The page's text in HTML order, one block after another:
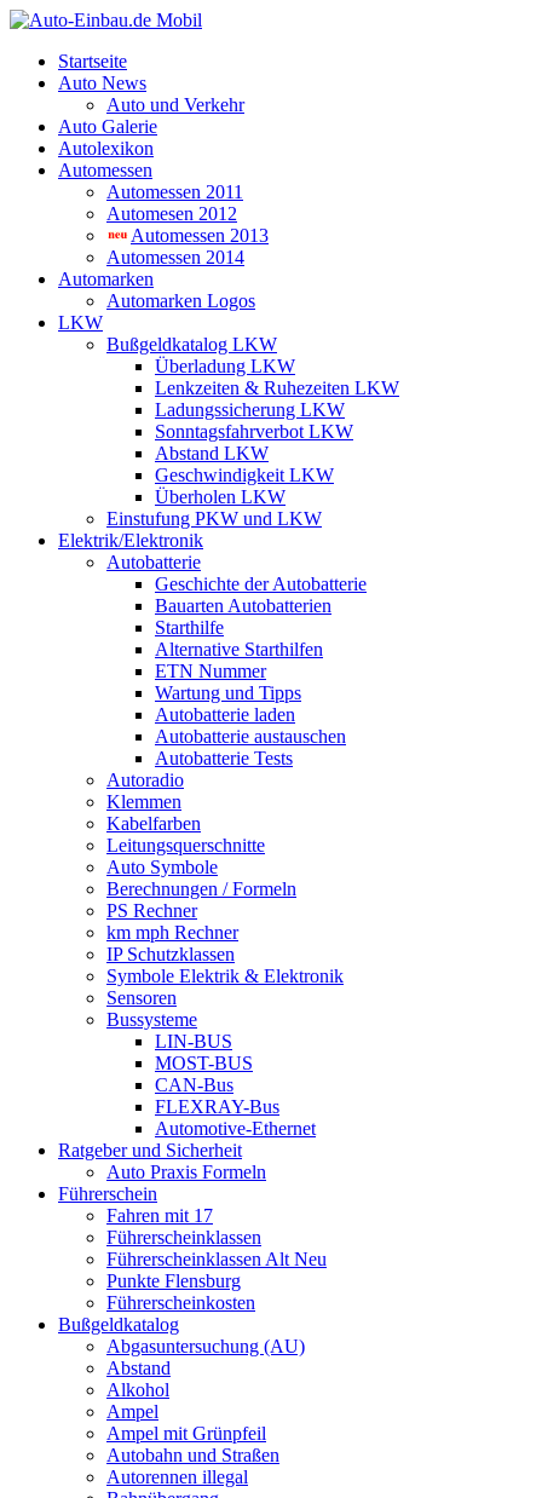
Startseite
Auto News
Auto und Verkehr
Auto Galerie
Autolexikon
Automessen
Automessen 2011
Automesen 2012
Automessen 2013
Automessen 2014
Automarken
Automarken Logos
LKW
Bußgeldkatalog LKW
Überladung LKW
Lenkzeiten & Ruhezeiten LKW
Ladungssicherung LKW
Sonntagsfahrverbot LKW
Abstand LKW
Geschwindigkeit LKW
Überholen LKW
Einstufung PKW und LKW
Elektrik/Elektronik
Autobatterie
Geschichte der Autobatterie
Bauarten Autobatterien
Starthilfe
Alternative Starthilfen
ETN Nummer
Wartung und Tipps
Autobatterie laden
Autobatterie austauschen
Autobatterie Tests
Autoradio
Klemmen
Kabelfarben
Leitungsquerschnitte
Auto Symbole
Berechnungen / Formeln
PS Rechner
km mph Rechner
IP Schutzklassen
Symbole Elektrik & Elektronik
Sensoren
Bussysteme
LIN-BUS
MOST-BUS
CAN-Bus
FLEXRAY-Bus
Automotive-Ethernet
Ratgeber und Sicherheit
Auto Praxis Formeln
Führerschein
Fahren mit 17
Führerscheinklassen
Führerscheinklassen Alt Neu
Punkte Flensburg
Führerscheinkosten
Bußgeldkatalog
Abgasuntersuchung (AU)
Abstand
Alkohol
Ampel
Ampel mit Grünpfeil
Autobahn und Straßen
Autorennen illegal